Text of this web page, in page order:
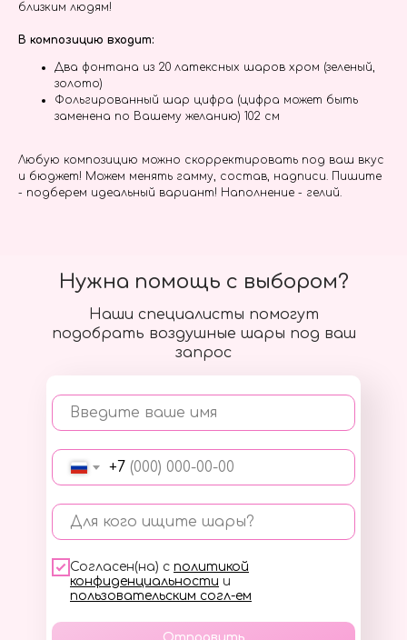
близким людям!
В композицию входит:
Два фонтана из 20 латексных шаров хром (зеленый,
золото)
Фольгированный шар цифра (цифра может быть
заменена по Вашему желанию) 102 см
Любую композицию можно скорректировать под ваш вкус
и бюджет! Можем менять гамму, состав, надписи. Пишите
- подберем идеальный вариант! Наполнение - гелий.
Наши специалисты помогут
подобрать воздушные шары под ваш
запрос
Введите ваше имя
+7
Для кого ищите шары?
Согласен(на) с политикой
конфиденциальности и
пользовательским согл-ем
Нужна помощь с выбором?